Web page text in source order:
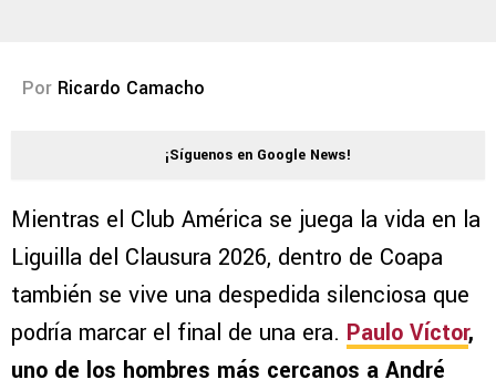
Por Ricardo Camacho
¡Síguenos en Google News!
Mientras el Club América se juega la vida en la
Liguilla del Clausura 2026, dentro de Coapa
también se vive una despedida silenciosa que
podría marcar el final de una era. Paulo Víctor,
uno de los hombres más cercanos a André